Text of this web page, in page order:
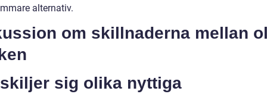
alternativ.
om skillnaderna mellan
sig olika nyttiga